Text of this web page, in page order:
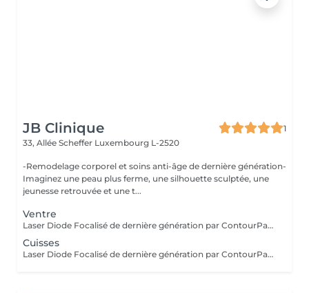
JB Clinique
1
33, Allée Scheffer Luxembourg L-2520
-Remodelage corporel et soins anti-âge de dernière génération-
Imaginez une peau plus ferme, une silhouette sculptée, une
jeunesse retrouvée et une t...
Ventre
Laser Diode Focalisé de dernière génération par ContourParis° : ciblez les zones à traiter ventre, cuisses, fesses et bras pour raffermir la peau, réduire le relâchement cutané et gommer la cellulite. Une solution efficace pour une peau plus lisse, tonique et visiblement remodelée. Il est possible qu'il y ait des contre-indications à la réalisation de ce soin. Si vous n'êtes jamais venu, je vous conseille de réserver au préalable un bilan silhouette ou de téléphoner au cabinet.
Cuisses
Laser Diode Focalisé de dernière génération par ContourParis° : ciblez les zones à traiter ventre, cuisses, fesses et bras pour raffermir la peau, réduire le relâchement cutané et gommer la cellulite. Une solution efficace pour une peau plus lisse, tonique et visiblement remodelée. Il est possible qu'il y ait des contre-indications à la réalisation de ce soin. Si vous n'êtes jamais venu, je vous conseille de réserver au préalable un bilan silhouette ou de téléphoner au cabinet.